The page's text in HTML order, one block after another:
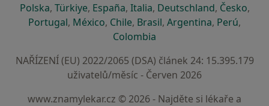
Polskase otevře v nové záložce
, Türkiyese otevře v nové záložce
, Españase otevře v nové záložce
, Italiase otevře v nové záložce
, Deutschlandse otevře v
, Českose
,
Portugalse otevře v nové záložce
, Méxicose otevře v nové záložce
, Chilese otevře v nové záložce
, Brasilse otevře v nové
, Argentinase otevře v
, Perúse
,
Colombia
NAŘÍZENÍ (EU) 2022/2065 (DSA) článek 24: 15.395.179
uživatelů/měsíc - Červen 2026
www.znamylekar.cz © 2026 - Najděte si lékaře a